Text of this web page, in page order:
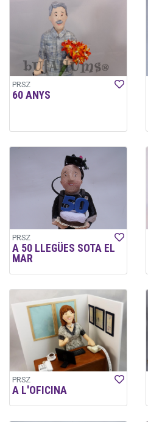
PRSZ
60 ANYS
PRSZ
A 50 LLEGÜES SOTA EL
MAR
PRSZ
A L'OFICINA